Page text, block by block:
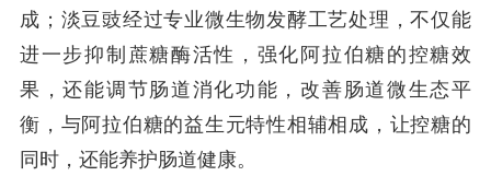
成；淡豆豉经过专业微生物发酵工艺处理，不仅能
进一步抑制蔗糖酶活性，强化阿拉伯糖的控糖效
果，还能调节肠道消化功能，改善肠道微生态平
衡，与阿拉伯糖的益生元特性相辅相成，让控糖的
同时，还能养护肠道健康。